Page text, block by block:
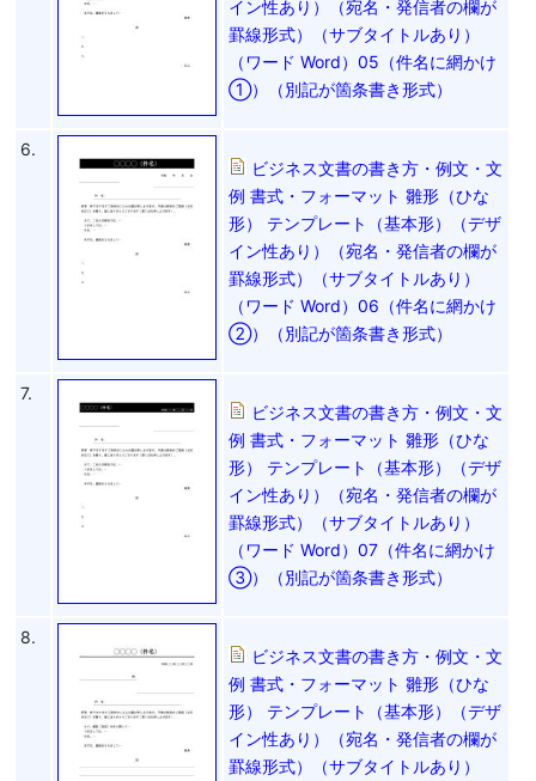
イン性あり）（宛名・発信者の欄が
罫線形式）（サブタイトルあり）
（ワード Word）05（件名に網かけ
①）（別記が箇条書き形式）
6.
ビジネス文書の書き方・例文・文
例 書式・フォーマット 雛形（ひな
形） テンプレート（基本形）（デザ
イン性あり）（宛名・発信者の欄が
罫線形式）（サブタイトルあり）
（ワード Word）06（件名に網かけ
②）（別記が箇条書き形式）
7.
ビジネス文書の書き方・例文・文
例 書式・フォーマット 雛形（ひな
形） テンプレート（基本形）（デザ
イン性あり）（宛名・発信者の欄が
罫線形式）（サブタイトルあり）
（ワード Word）07（件名に網かけ
③）（別記が箇条書き形式）
8.
ビジネス文書の書き方・例文・文
例 書式・フォーマット 雛形（ひな
形） テンプレート（基本形）（デザ
イン性あり）（宛名・発信者の欄が
罫線形式）（サブタイトルあり）